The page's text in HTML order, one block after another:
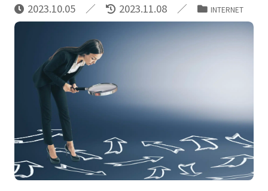
2023.10.05 2023.11.08 INTERNET